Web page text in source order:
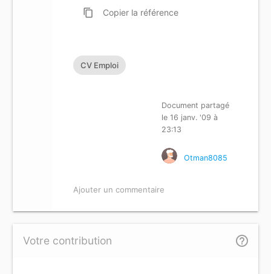
content_copy Copier la référence
CV Emploi
Document partagé
le 16 janv. '09 à
23:13
Otman8085
Ajouter un commentaire
Votre contribution help_outline